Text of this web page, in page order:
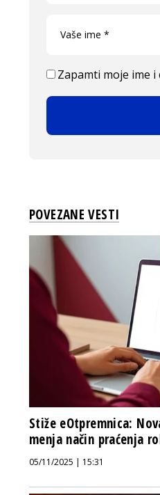
Zapamti moje ime
POVEZANE VESTI
Stiže eOtpremnica:
menja način praćenja
05/11/2025 | 15:31